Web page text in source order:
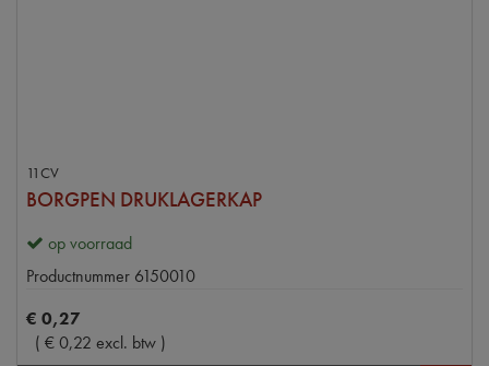
11CV
BORGPEN DRUKLAGERKAP
op voorraad
Productnummer 6150010
€ 0,27
( €0,22 excl. btw )